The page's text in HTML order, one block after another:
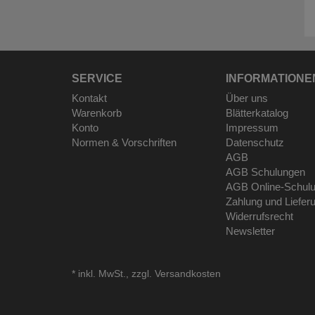
SERVICE
Kontakt
Warenkorb
Konto
Normen & Vorschriften
Über uns
Blätterkatalog
Impressum
Datenschutz
AGB
AGB Schulungen
AGB Online-
Zahlung und
Widerrufsrecht
Newsletter
* inkl. MwSt., zzgl. Versandkosten